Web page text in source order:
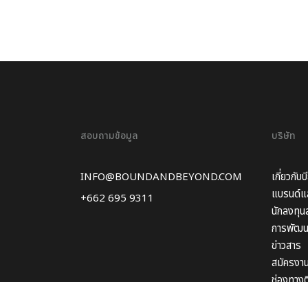
สอบถามข้อมูล
INFO@BOUNDANDBEYOND.COM
+662 695 9311
บริษัท
เกี่ยวกับ
แบรนด์
นักลงทุ
การพัฒ
ข่าวสาร
สมัครงา